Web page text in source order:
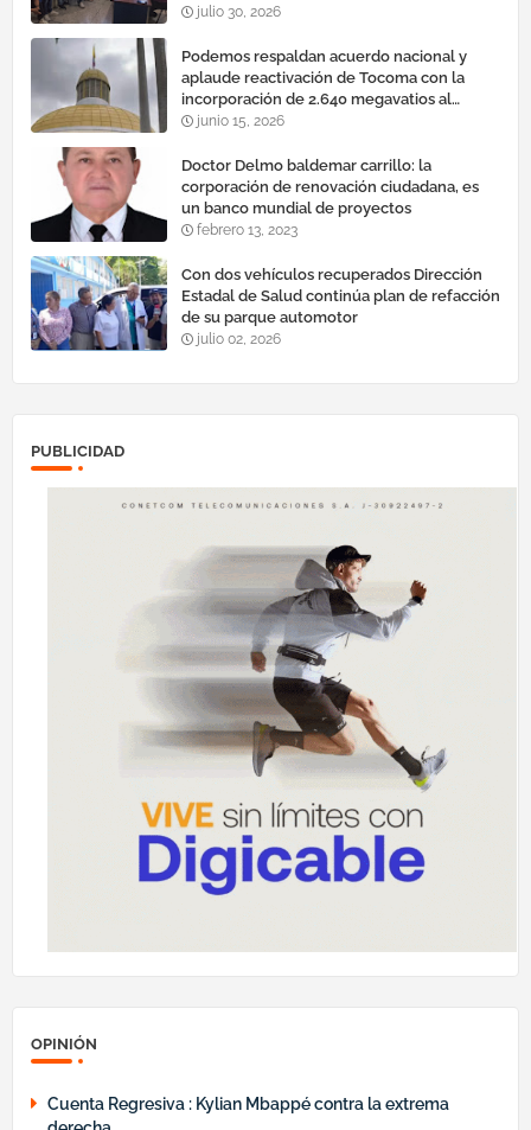
julio 30, 2026
Podemos respaldan acuerdo nacional y
aplaude reactivación de Tocoma con la
incorporación de 2.640 megavatios al
sistema eléctrico nacional
junio 15, 2026
Doctor Delmo baldemar carrillo: la
corporación de renovación ciudadana, es
un banco mundial de proyectos
febrero 13, 2023
Con dos vehículos recuperados Dirección
Estadal de Salud continúa plan de refacción
de su parque automotor ‎
julio 02, 2026
PUBLICIDAD
OPINIÓN
Cuenta Regresiva : Kylian Mbappé contra la extrema